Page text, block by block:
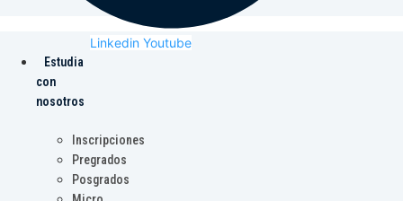
Linkedin Youtube
Estudia
con
nosotros
Inscripciones
Pregrados
Posgrados